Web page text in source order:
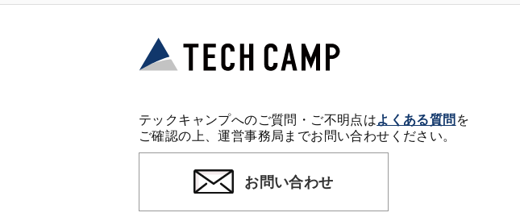
テックキャンプへのご質問・ご不明点はよくある質問 を
ご確認の上、運営事務局までお問い合わせください。
お問い合わせ